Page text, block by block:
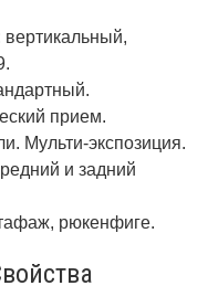
прием.
Мульти-экспозиция.
и задний
рюкенфиге.